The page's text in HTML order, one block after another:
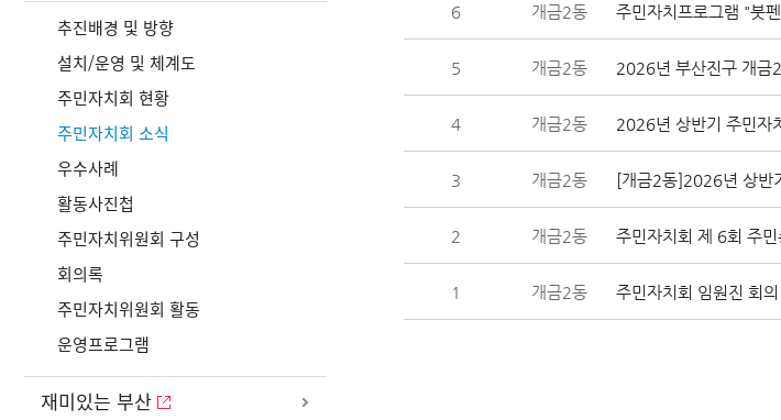
추진배경 및 방향
설치/운영 및 체계도
주민자치회 현황
주민자치회 소식
우수사례
활동사진첩
주민자치위원회 구성
회의록
주민자치위원회 활동
운영프로그램
재미있는 부산
6 개금2동 주민자치프로그램 "붓
5 개금2동 2026년 부산진구 개금
4 개금2동 2026년 상반기 주민자
3 개금2동 [개금2동]2026년 상반
2 개금2동 주민자치회 제 6회 주
1 개금2동 주민자치회 임원진 회